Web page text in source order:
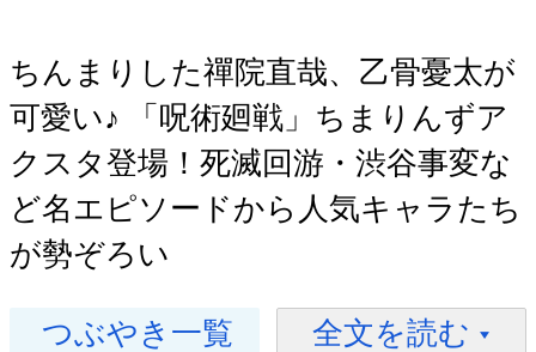
ちんまりした禪院直哉、乙骨憂太が
可愛い♪ 「呪術廻戦」ちまりんずア
クスタ登場！死滅回游・渋谷事変な
ど名エピソードから人気キャラたち
が勢ぞろい
つぶやき一覧
全文を読む